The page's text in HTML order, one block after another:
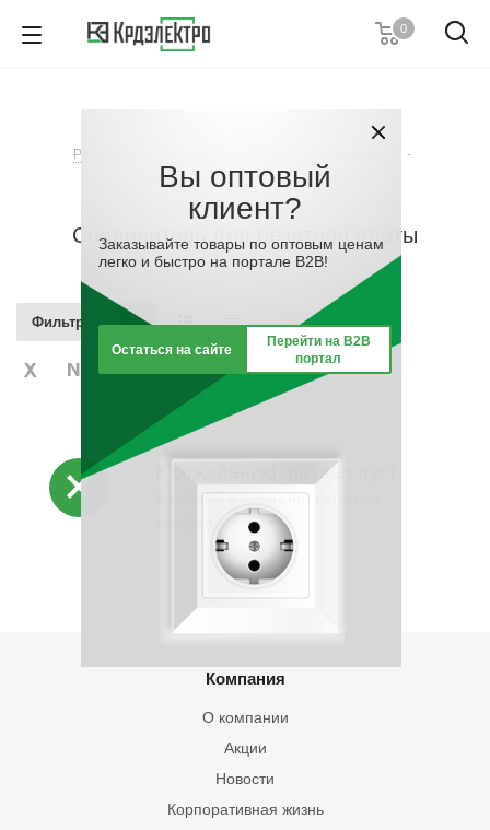
0
Разъемы промышленные различного назначения
-
Соединитель для печатной платы
Соединитель для печатной платы
Фильтр
К сожалению, раздел пуст
В данный момент нет активных
Компания
О компании
Акции
Новости
Корпоративная жизнь
Вы оптовый
клиент?
Заказывайте товары по оптовым ценам
легко и быстро на портале B2B!
Остаться на сайте
Перейти на B2B
портал